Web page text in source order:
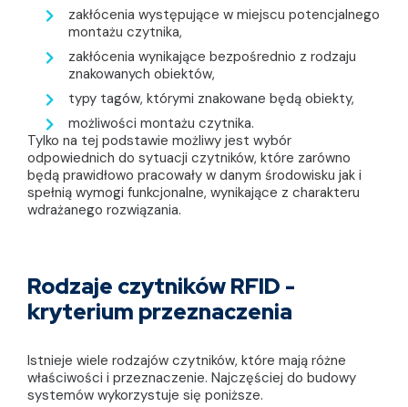
zakłócenia występujące w miejscu potencjalnego
montażu czytnika,
zakłócenia wynikające bezpośrednio z rodzaju
znakowanych obiektów,
typy tagów, którymi znakowane będą obiekty,
możliwości montażu czytnika.
Tylko na tej podstawie możliwy jest wybór
odpowiednich do sytuacji czytników, które zarówno
będą prawidłowo pracowały w danym środowisku jak i
spełnią wymogi funkcjonalne, wynikające z charakteru
wdrażanego rozwiązania.
Rodzaje czytników RFID -
kryterium przeznaczenia
Istnieje wiele rodzajów czytników, które mają różne
właściwości i przeznaczenie. Najczęściej do budowy
systemów wykorzystuje się poniższe.